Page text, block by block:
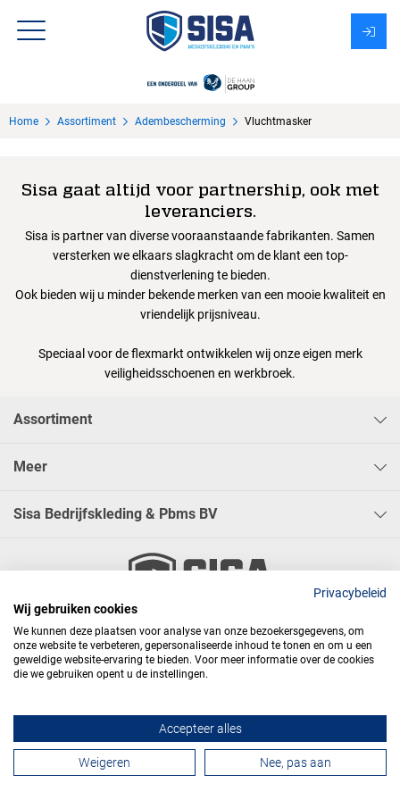
Over Sisa
Home Assortiment Adembescherming Vluchtmasker
Sisa gaat altijd voor partnership, ook met
leveranciers.
Sisa is partner van diverse vooraanstaande fabrikanten. Samen
versterken we elkaars slagkracht om de klant een top-
dienstverlening te bieden.
Ook bieden wij u minder bekende merken van een mooie kwaliteit en
vriendelijk prijsniveau.
Speciaal voor de flexmarkt ontwikkelen wij onze eigen merk
veiligheidsschoenen en werkbroek.
Assortiment
Meer
Sisa Bedrijfskleding & Pbms BV
   
Contactformulier
Privacybeleid
Wij gebruiken cookies
We kunnen deze plaatsen voor analyse van onze bezoekersgegevens, om
onze website te verbeteren, gepersonaliseerde inhoud te tonen en om u een
geweldige website-ervaring te bieden. Voor meer informatie over de cookies
die we gebruiken opent u de instellingen.
Accepteer alles
Weigeren Nee, pas aan